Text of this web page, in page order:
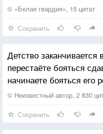
© «Белая гвардия», 15 цитат
Сохранить
Детство заканчивается
перестаёте бояться
начинаете бояться его
© Неизвестный автор, 2 830
Сохранить